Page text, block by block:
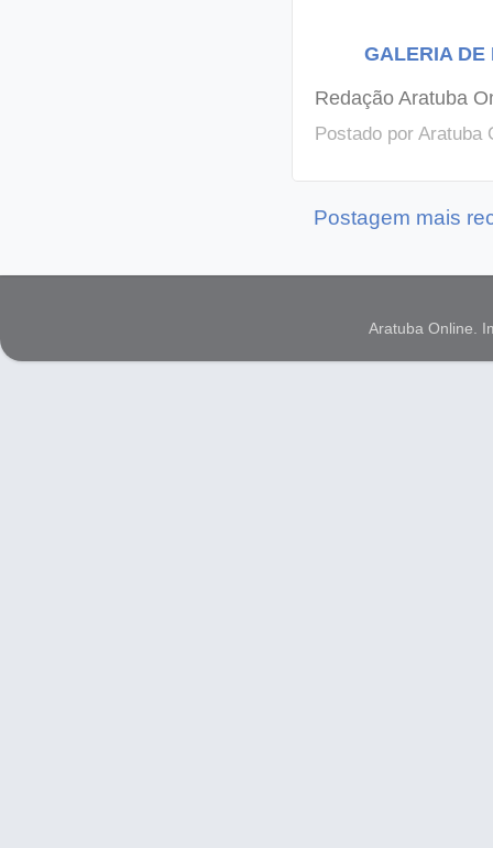
GALERIA DE
Redação Aratuba
Postado por Aratuba
Postagem mais
Aratuba Online.